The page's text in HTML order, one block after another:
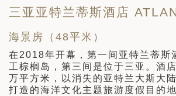
三亚亚特兰蒂斯酒店
海景房（48平米）
在2018年开幕，第一间亚特兰蒂斯
工棕榈岛，第三间是位于三亚。酒
万平方米，以消失的亚特兰大斯大
打造的海洋文化主题旅游度假目的